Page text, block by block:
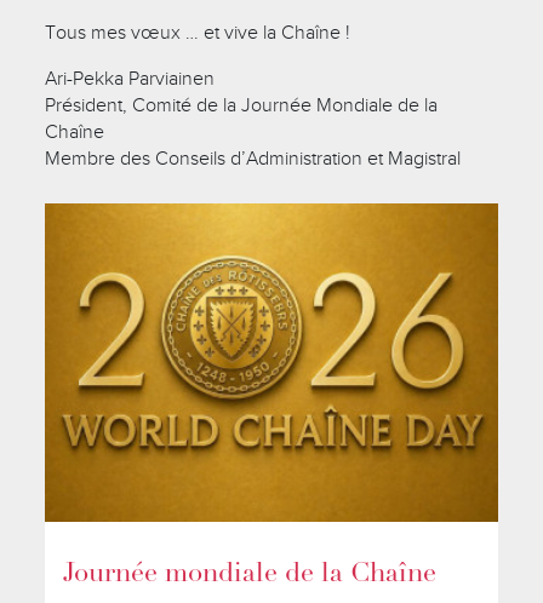
Tous mes vœux … et vive la Chaîne !
Ari-Pekka Parviainen
Président, Comité de la Journée Mondiale de la
Chaîne
Membre des Conseils d’Administration et Magistral
Journée mondiale de la Chaîne